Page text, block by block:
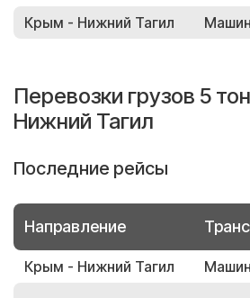
Крым - Нижний Тагил
Перевозки грузов 5
Нижний Тагил
Последние рейсы
Направление
Крым - Нижний Тагил